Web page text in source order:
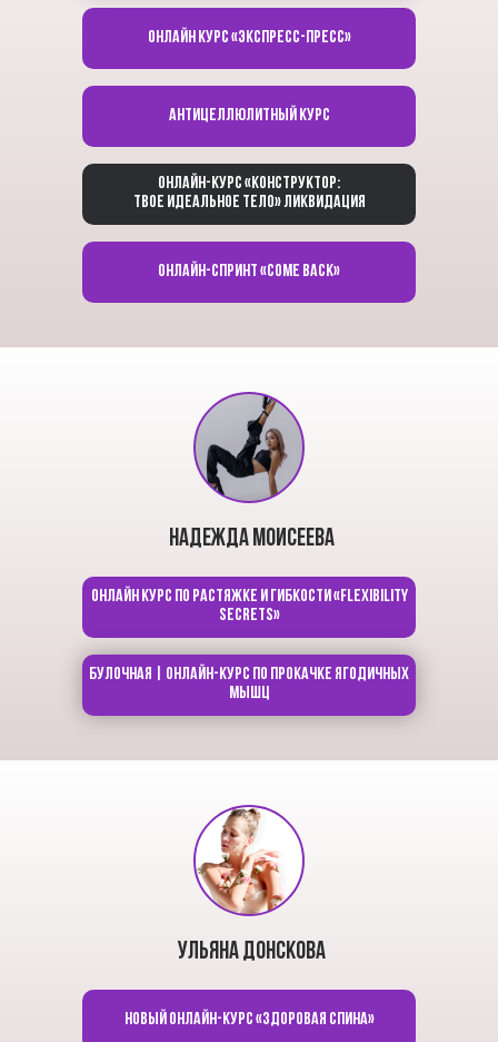
Онлайн курс «Экспресс-пресс»
Антицеллюлитный курс
Онлайн-курс «Конструктор:
твое идеальное тело» ЛИКВИДАЦИЯ
Онлайн-спринт «Come back»
Онлайн курс по растяжке и гибкости «Flexibility
secrets»
Надежда Моисеева
Булочная | Онлайн-курс по прокачке ягодичных
мышц
Новый онлайн-курс «Здоровая спина»
Ульяна Донскова